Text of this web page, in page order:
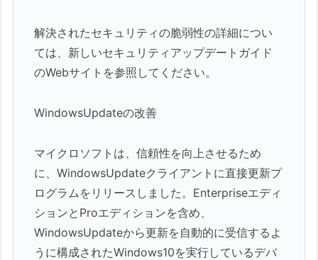
解決されたセキュリティの脆弱性の詳細につい
ては、新しいセキュリティアップデートガイド
のWebサイトを参照してください。
WindowsUpdateの改善
マイクロソフトは、信頼性を向上させるため
に、WindowsUpdateクライアントに直接更新プ
ログラムをリリースしました。Enterpriseエディ
ションとProエディションを含め、
WindowsUpdateから更新を自動的に受信するよ
うに構成されたWindows10を実行しているデバ